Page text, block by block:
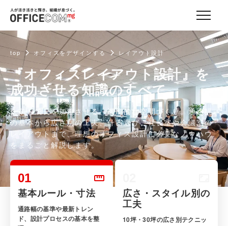
top オフィスをデザインする レイアウト設計
『オフィスレイアウト設計』を
成功させる知識のすべて
企業の成長を加速させる、機能的な空間づくり。通路幅
の基本から広さ別の工夫、什器選び、社長室や会議室の
レイアウトまで、理想のオフィス設計に必要なノウハウ
をまるごと解説します。
01
基本ルール・寸法
通路幅の基準や最新トレン
ド、設計プロセスの基本を整
広さ・スタイル別の
工夫
10坪・30坪の広さ別テクニッ